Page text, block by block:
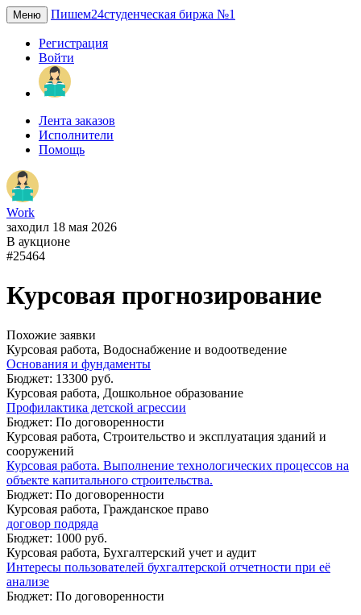
Меню Пишем24студенческая биржа №1
Регистрация
Войти
Лента заказов
Исполнители
Помощь
Work
заходил 18 мая 2026
В аукционе
#25464
Курсовая прогнозирование
Похожие заявки
Курсовая работа, Водоснабжение и водоотведение
Основания и фундаменты
Бюджет: 13300 руб.
Курсовая работа, Дошкольное образование
Профилактика детской агрессии
Бюджет: По договоренности
Курсовая работа, Строительство и эксплуатация зданий и
сооружений
Курсовая работа. Выполнение технологических процессов на
объекте капитального строительства.
Бюджет: По договоренности
Курсовая работа, Гражданское право
договор подряда
Бюджет: 1000 руб.
Курсовая работа, Бухгалтерский учет и аудит
Интересы пользователей бухгалтерской отчетности при её
анализе
Бюджет: По договоренности